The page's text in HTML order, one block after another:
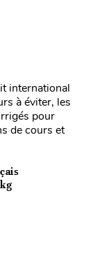
international
à éviter, les
pour
de cours et